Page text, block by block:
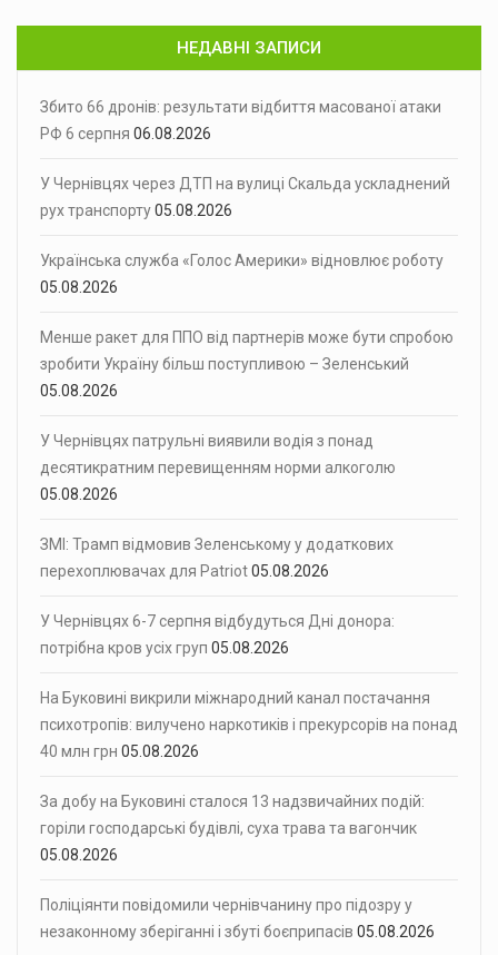
НЕДАВНІ ЗАПИСИ
Збито 66 дронів: результати відбиття масованої атаки
РФ 6 серпня 06.08.2026
У Чернівцях через ДТП на вулиці Скальда ускладнений
рух транспорту05.08.2026
Українська служба «Голос Америки» відновлює роботу
05.08.2026
Менше ракет для ППО від партнерів може бути спробою
зробити Україну більш поступливою – Зеленський
05.08.2026
У Чернівцях патрульні виявили водія з понад
десятикратним перевищенням норми алкоголю
05.08.2026
ЗМІ: Трамп відмовив Зеленському у додаткових
перехоплювачах для Patriot05.08.2026
У Чернівцях 6-7 серпня відбудуться Дні донора:
потрібна кров усіх груп 05.08.2026
На Буковині викрили міжнародний канал постачання
психотропів: вилучено наркотиків і прекурсорів на понад
40 млн грн 05.08.2026
За добу на Буковині сталося 13 надзвичайних подій:
горіли господарські будівлі, суха трава та вагончик
05.08.2026
Поліціянти повідомили чернівчанину про підозру у
незаконному зберіганні і збуті боєприпасів 05.08.2026